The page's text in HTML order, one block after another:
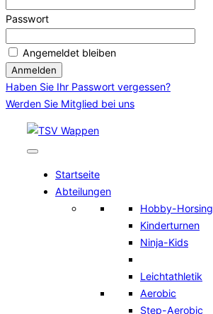
Passwort
Angemeldet bleiben
Haben Sie Ihr Passwort vergessen?
Werden Sie Mitglied bei uns
Inhalt
Startseite
Abteilungen
Hobby-Horsing
Kinderturnen
Ninja-Kids
Leichtathletik
Aerobic
Step-Aerobic